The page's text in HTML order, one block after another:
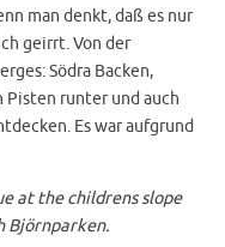
man denkt, daß es nur
geirrt. Von der
Södra Backen,
Pisten runter und auch
Es war aufgrund
at the childrens slope
Björnparken.